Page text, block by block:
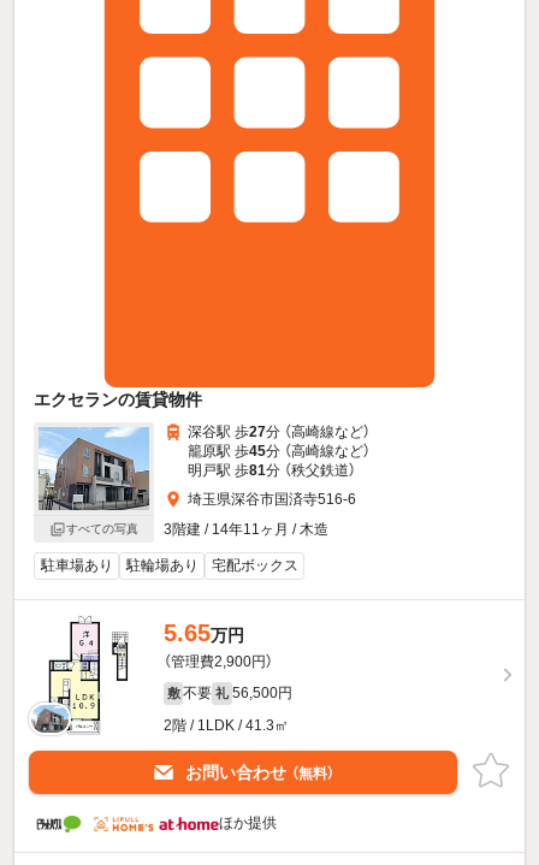
エクセランの賃貸物件
すべての写真
深谷駅 歩27分 （高崎線など）
籠原駅 歩45分 （高崎線など）
明戸駅 歩81分 （秩父鉄道）
埼玉県深谷市国済寺516-6
3階建 / 14年11ヶ月 / 木造
駐車場あり 駐輪場あり 宅配ボックス
5.65万円
（管理費2,900円）
敷 不要 礼 56,500円
2階 / 1LDK / 41.3㎡
お問い合わせ （無料）
ほか提供